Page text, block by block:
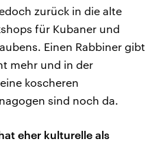
zurück in die alte
für Kubaner und
Einen Rabbiner gibt
mehr und in der
koscheren
sind noch da.
eher kulturelle als